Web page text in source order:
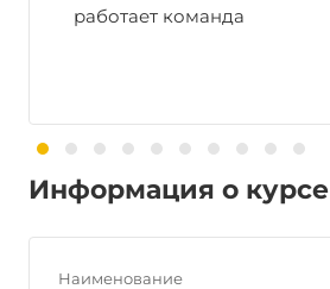
работает команда
Информация о курсе
Наименование